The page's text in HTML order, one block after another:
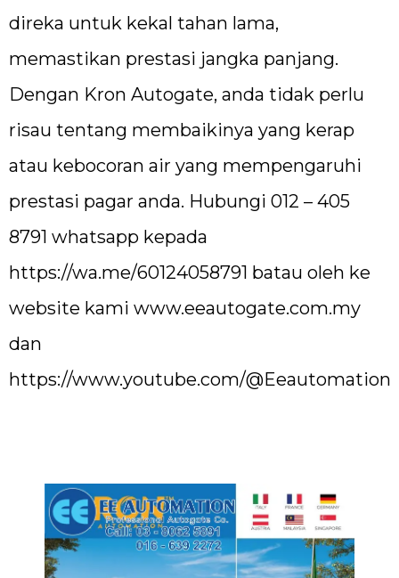
direka untuk kekal tahan lama,
memastikan prestasi jangka panjang.
Dengan Kron Autogate, anda tidak perlu
risau tentang membaikinya yang kerap
atau kebocoran air yang mempengaruhi
prestasi pagar anda. Hubungi 012 – 405
8791 whatsapp kepada
https://wa.me/60124058791 batau oleh ke
website kami www.eeautogate.com.my
dan
https://www.youtube.com/@Eeautomation